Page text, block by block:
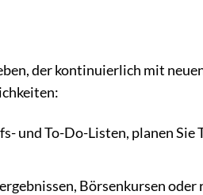
der kontinuierlich mit
und To-Do-Listen, planen Sie
Börsenkursen oder